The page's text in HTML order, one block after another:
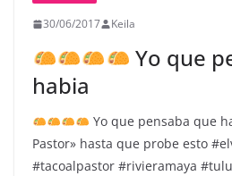
30/06/2017 Keila
Yo que
habia
Yo que pensaba que
Pastor» hasta que probe esto
#tacoalpastor #rivieramaya